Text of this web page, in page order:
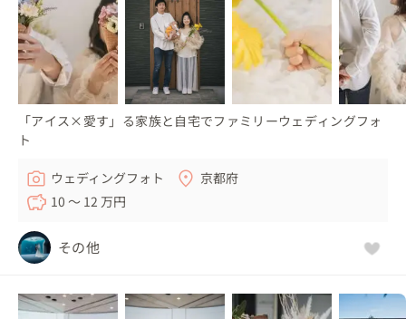
「アイス×愛す」る家族と自宅でファミリーウェディングフォ
ト
ウェディングフォト
京都府
10 〜 12 万円
その他